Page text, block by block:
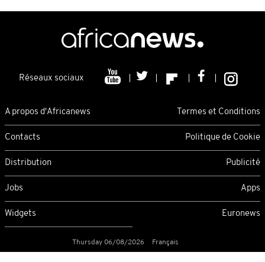
Réseaux sociaux
A propos d'Africanews Termes et Conditions
Contacts Politique de Cookie
Distribution Publicité
Jobs Apps
Widgets Euronews
Thursday 06/08/2026